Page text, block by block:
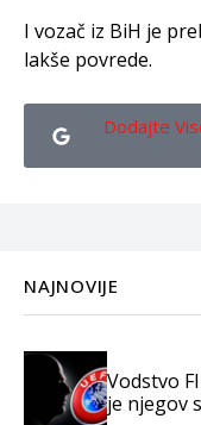
I vozač iz BiH je
lakše povrede.
Dodajte
NAJNOVIJE
Vodstvo
je njegov